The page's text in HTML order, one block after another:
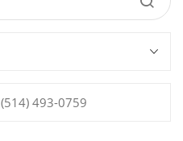
(514) 493-0759